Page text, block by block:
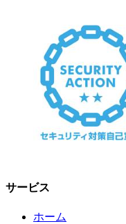
サービス
ホーム